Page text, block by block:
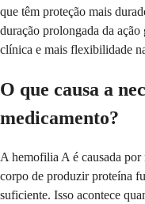
que têm proteção mais
duração prolongada da
clínica e mais flexibilidade
O que causa a
medicamento?
A hemofilia A é causada por
corpo de produzir proteína
suficiente. Isso acontece